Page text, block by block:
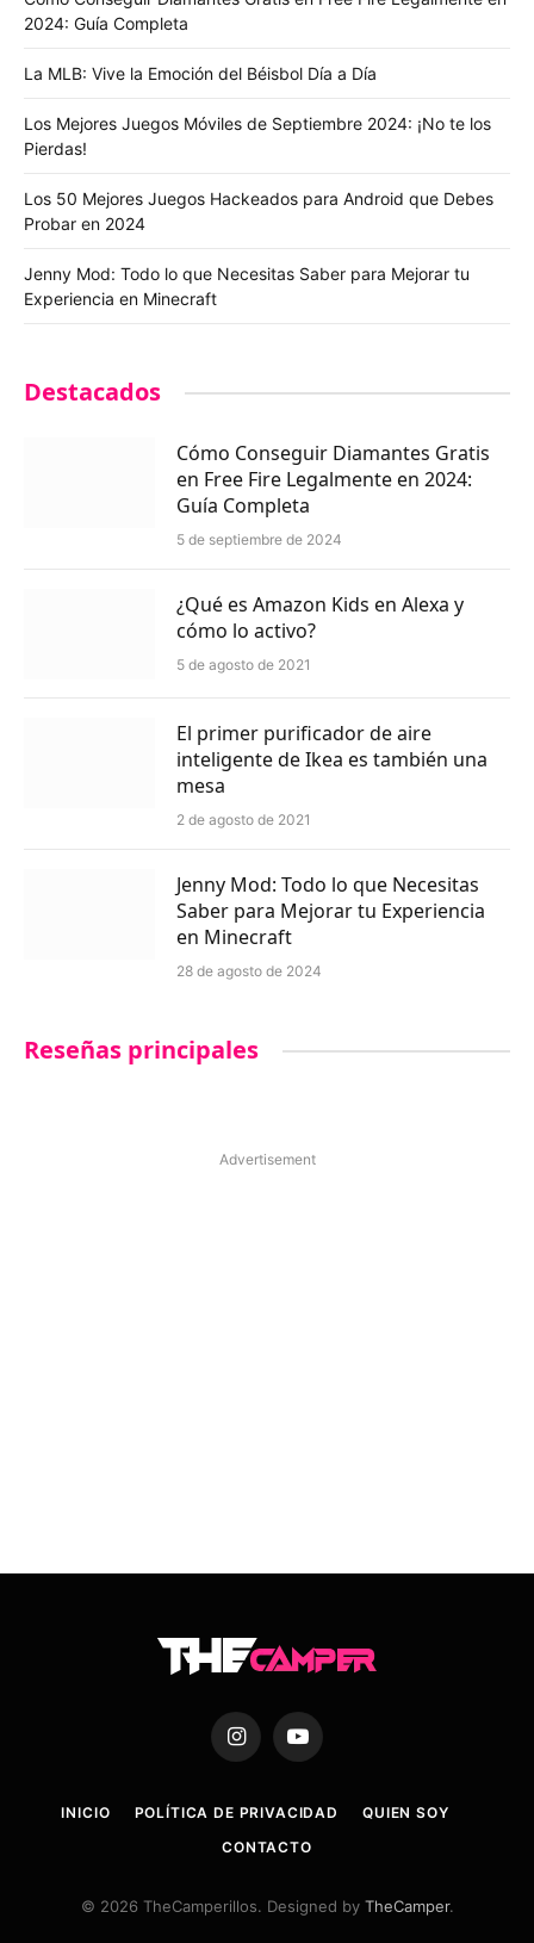
2024: Guía Completa
La MLB: Vive la Emoción del Béisbol Día a Día
Los Mejores Juegos Móviles de Septiembre 2024: ¡No te los
Pierdas!
Los 50 Mejores Juegos Hackeados para Android que Debes
Probar en 2024
Jenny Mod: Todo lo que Necesitas Saber para Mejorar tu
Experiencia en Minecraft
Destacados
Cómo Conseguir Diamantes Gratis
en Free Fire Legalmente en 2024:
Guía Completa
5 de septiembre de 2024
¿Qué es Amazon Kids en Alexa y
cómo lo activo?
5 de agosto de 2021
El primer purificador de aire
inteligente de Ikea es también una
mesa
2 de agosto de 2021
Jenny Mod: Todo lo que Necesitas
Saber para Mejorar tu Experiencia
en Minecraft
28 de agosto de 2024
Reseñas principales
Advertisement
InstagramYouTube
INICIO POLÍTICA DE PRIVACIDAD
QUIEN SOY
CONTACTO
© 2026 TheCamperillos. Designed by TheCamper.